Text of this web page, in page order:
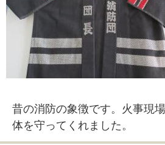
昔の消防の象徴です。火事現
体を守ってくれました。